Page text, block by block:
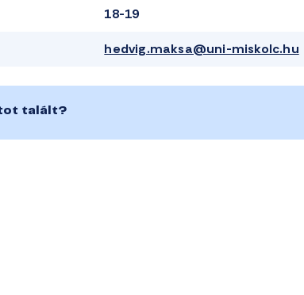
18-19
hedvig.maksa@uni-miskolc.hu
talált?